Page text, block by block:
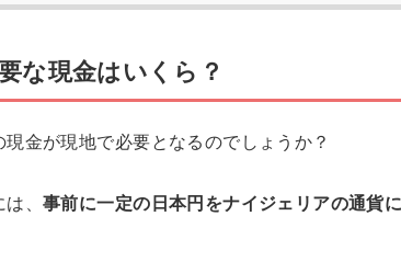
な現金はいくら？
金が現地で必要となるのでしょうか？
は、事前に一定の日本円をナイジェリアの通貨